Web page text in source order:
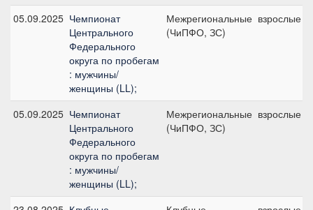
05.09.2025 Чемпионат
Центрального
Федерального
округа по пробегам
: мужчины/
женщины (LL);
Межрегиональные
(ЧиПФО, ЗС)
взрослые
05.09.2025 Чемпионат
Центрального
Федерального
округа по пробегам
: мужчины/
женщины (LL);
Межрегиональные
(ЧиПФО, ЗС)
взрослые